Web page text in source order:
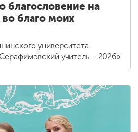
благословение на
благо моих
университета
учитель – 2026»